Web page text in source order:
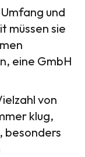
und
müssen sie
eine GmbH
von
klug,
besonders